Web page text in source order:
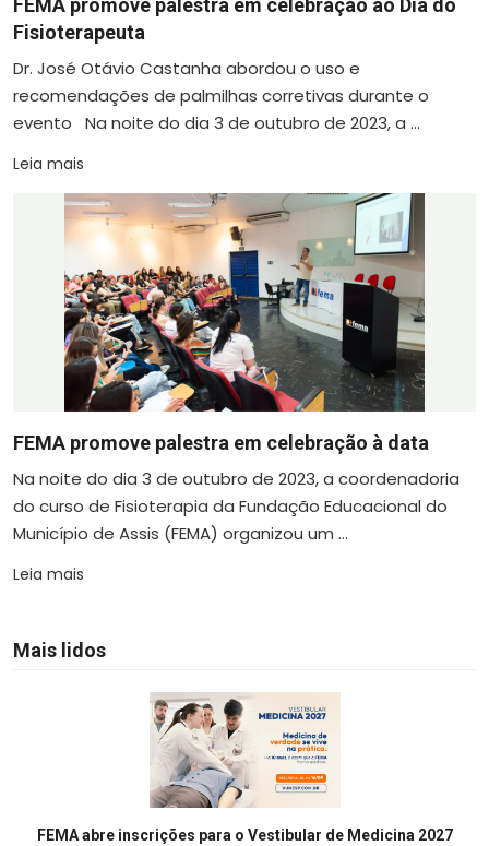
FEMA promove palestra em celebração ao Dia do
Fisioterapeuta
Dr. José Otávio Castanha abordou o uso e
recomendações de palmilhas corretivas durante o
evento Na noite do dia 3 de outubro de 2023, a ...
Leia mais
FEMA promove palestra em celebração à data
Na noite do dia 3 de outubro de 2023, a coordenadoria
do curso de Fisioterapia da Fundação Educacional do
Município de Assis (FEMA) organizou um ...
Leia mais
Mais lidos
FEMA abre inscrições para o Vestibular de Medicina 2027